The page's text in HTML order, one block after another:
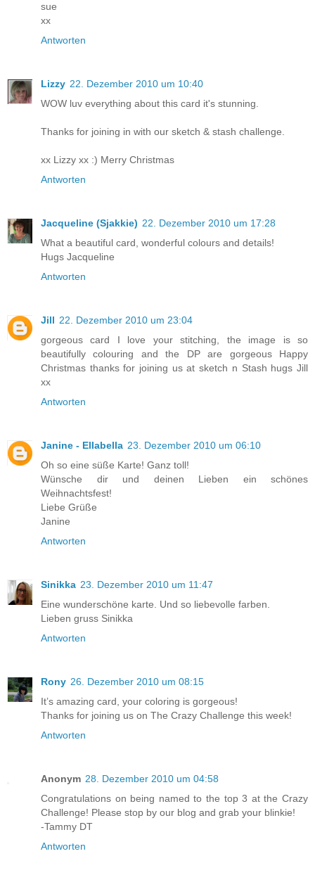
sue
xx
Antworten
Lizzy 22. Dezember 2010 um 10:40
WOW luv everything about this card it's stunning.
Thanks for joining in with our sketch & stash challenge.
xx Lizzy xx :) Merry Christmas
Antworten
Jacqueline (Sjakkie) 22. Dezember 2010 um 17:28
What a beautiful card, wonderful colours and details!
Hugs Jacqueline
Antworten
Jill 22. Dezember 2010 um 23:04
gorgeous card I love your stitching, the image is so
beautifully colouring and the DP are gorgeous Happy
Christmas thanks for joining us at sketch n Stash hugs Jill
xx
Antworten
Janine - Ellabella 23. Dezember 2010 um 06:10
Oh so eine süße Karte! Ganz toll!
Wünsche dir und deinen Lieben ein schönes
Weihnachtsfest!
Liebe Grüße
Janine
Antworten
Sinikka 23. Dezember 2010 um 11:47
Eine wunderschöne karte. Und so liebevolle farben.
Lieben gruss Sinikka
Antworten
Rony 26. Dezember 2010 um 08:15
It’s amazing card, your coloring is gorgeous!
Thanks for joining us on The Crazy Challenge this week!
Antworten
Anonym 28. Dezember 2010 um 04:58
Congratulations on being named to the top 3 at the Crazy
Challenge! Please stop by our blog and grab your blinkie!
-Tammy DT
Antworten